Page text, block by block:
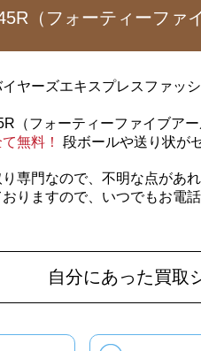
（フォーティーファ
ヤーズエキスプレスファッ
（フォーティーファイブア
無料！ 段ボールや送り状が
専門なので、不明な点があ
りますので、いつでもお電
自分にあった買取